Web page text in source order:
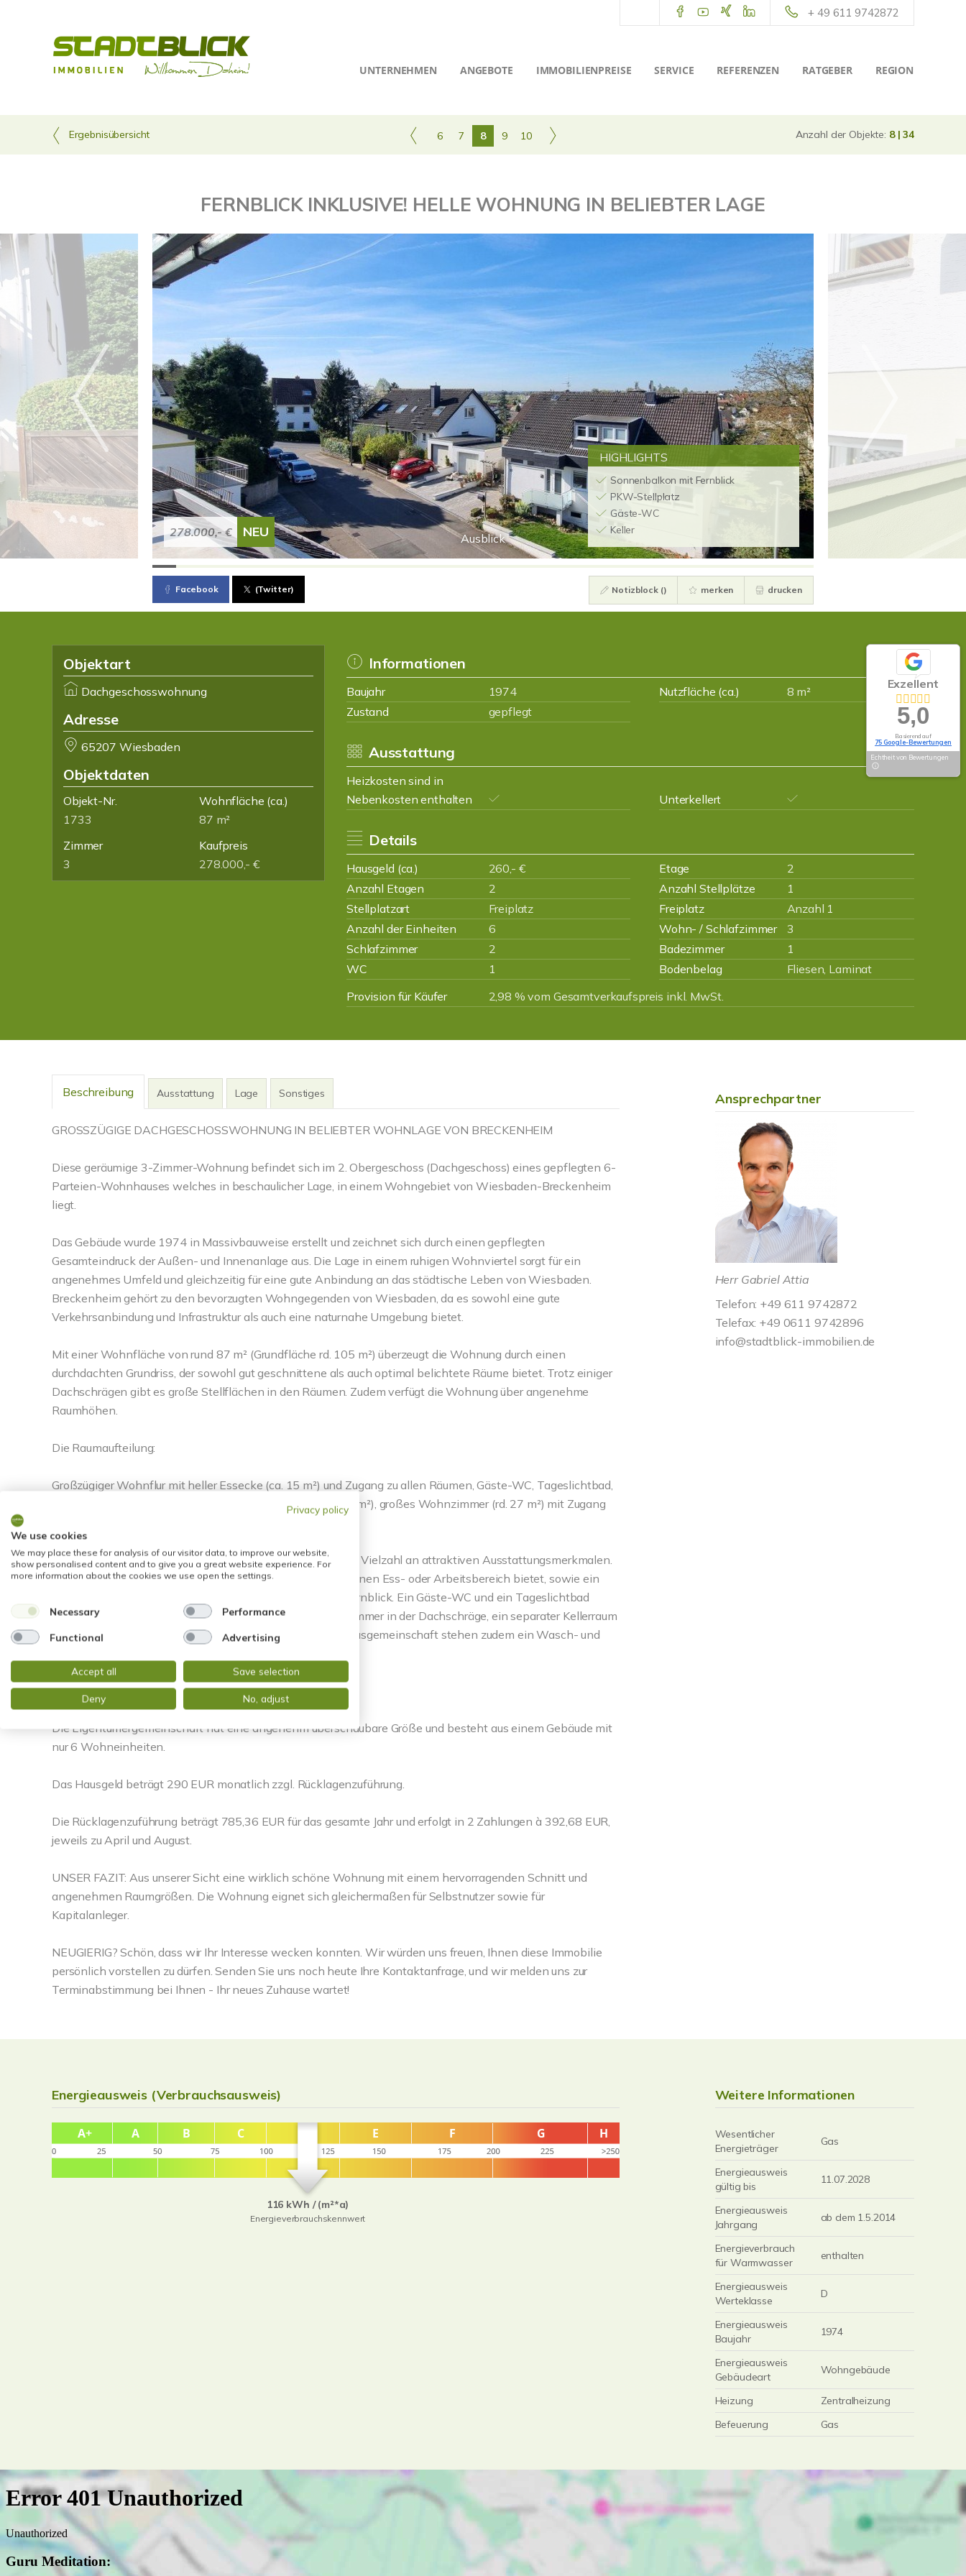
+ 49 611 9742872
UNTERNEHMEN ANGEBOTE IMMOBILIENPREISE SERVICE REFERENZEN RATGEBER REGION
Ergebnisübersicht 6 7 8 9 10 Anzahl der Objekte: 8 | 34
FERNBLICK INKLUSIVE! HELLE WOHNUNG IN BELIEBTER LAGE
Ausblick
HIGHLIGHTS
Sonnenbalkon mit Fernblick
PKW-Stellplatz
Gäste-WC
Keller
278.000,- € NEU
Facebook (Twitter) Notizblock () merken drucken
Objektart
Dachgeschosswohnung
Adresse
65207 Wiesbaden
Objektdaten
Objekt-Nr.
1733
Wohnfläche (ca.)
87 m²
Zimmer
3
Kaufpreis
278.000,- €
Informationen
Baujahr 1974 Nutzfläche (ca.)
8 m²
Zustand
gepflegt
Ausstattung
Heizkosten sind in
Nebenkosten enthalten
Unterkellert
Details
Hausgeld (ca.) 260,- € Etage
2
Anzahl Etagen
2 Anzahl Stellplätze
1
Stellplatzart
Freiplatz Freiplatz
Anzahl 1
Anzahl der Einheiten
6 Wohn- / Schlafzimmer
3
Schlafzimmer
2 Badezimmer
1
WC
1 Bodenbelag
Fliesen, Laminat
Provision für Käufer
2,98 % vom Gesamtverkaufspreis inkl. MwSt.
Beschreibung Ausstattung Lage Sonstiges
GROSSZÜGIGE DACHGESCHOSSWOHNUNG IN BELIEBTER WOHNLAGE VON BRECKENHEIM
Diese geräumige 3-Zimmer-Wohnung befindet sich im 2. Obergeschoss (Dachgeschoss) eines gepflegten 6-
Parteien-Wohnhauses welches in beschaulicher Lage, in einem Wohngebiet von Wiesbaden-Breckenheim
liegt.
Das Gebäude wurde 1974 in Massivbauweise erstellt und zeichnet sich durch einen gepflegten
Gesamteindruck der Außen- und Innenanlage aus. Die Lage in einem ruhigen Wohnviertel sorgt für ein
angenehmes Umfeld und gleichzeitig für eine gute Anbindung an das städtische Leben von Wiesbaden.
Breckenheim gehört zu den bevorzugten Wohngegenden von Wiesbaden, da es sowohl eine gute
Verkehrsanbindung und Infrastruktur als auch eine naturnahe Umgebung bietet.
Mit einer Wohnfläche von rund 87 m² (Grundfläche rd. 105 m²) überzeugt die Wohnung durch einen
durchdachten Grundriss, der sowohl gut geschnittene als auch optimal belichtete Räume bietet. Trotz einiger
Dachschrägen gibt es große Stellflächen in den Räumen. Zudem verfügt die Wohnung über angenehme
Raumhöhen.
Die Raumaufteilung:
Großzügiger Wohnflur mit heller Essecke (ca. 15 m²) und Zugang zu allen Räumen, Gäste-WC, Tageslichtbad,
Schlafzimmer (rd. 15 m²), Kinder- oder Arbeitszimmer (rd. 9 m²), großes Wohnzimmer (rd. 27 m²) mit Zugang
DIE HIGHLIGHTS IM ÜBERBLICK: Die Wohnung bietet eine Vielzahl an attraktiven Ausstattungsmerkmalen.
Dazu gehören ein heller Wohnflur, der zusätzlich Platz für einen Ess- oder Arbeitsbereich bietet, sowie ein
sonniger Südbalkon (Dach-Loggia) mit wunderschönem Fernblick. Ein Gäste-WC und ein Tageslichtbad
sorgen für zusätzlichen Komfort. Eine praktische Abstellkammer in der Dachschräge, ein separater Kellerraum
und ein PKW-Stellplatz runden das Angebot ab. Für die Hausgemeinschaft stehen zudem ein Wasch- und
Zahlen & Fakten:
Die Eigentümergemeinschaft hat eine angenehm überschaubare Größe und besteht aus einem Gebäude mit
nur 6 Wohneinheiten.
Das Hausgeld beträgt 290 EUR monatlich zzgl. Rücklagenzuführung.
Die Rücklagenzuführung beträgt 785,36 EUR für das gesamte Jahr und erfolgt in 2 Zahlungen à 392,68 EUR,
jeweils zu April und August.
UNSER FAZIT: Aus unserer Sicht eine wirklich schöne Wohnung mit einem hervorragenden Schnitt und
angenehmen Raumgrößen. Die Wohnung eignet sich gleichermaßen für Selbstnutzer sowie für
Kapitalanleger.
NEUGIERIG? Schön, dass wir Ihr Interesse wecken konnten. Wir würden uns freuen, Ihnen diese Immobilie
persönlich vorstellen zu dürfen. Senden Sie uns noch heute Ihre Kontaktanfrage, und wir melden uns zur
Terminabstimmung bei Ihnen - Ihr neues Zuhause wartet!
Ansprechpartner
Herr Gabriel Attia
Telefon: +49 611 9742872
Telefax: +49 0611 9742896
info@stadtblick-immobilien.de
Energieausweis (Verbrauchsausweis)
116 kWh / (m²*a)
Energieverbrauchskennwert
Weitere Informationen
Wesentlicher
Energieträger
Gas
Energieausweis
gültig bis
11.07.2028
Energieausweis
Jahrgang
ab dem 1.5.2014
Energieverbrauch
für Warmwasser
enthalten
Energieausweis
Werteklasse
D
Energieausweis
Baujahr
1974
Energieausweis
Gebäudeart
Wohngebäude
Heizung
Zentralheizung
Befeuerung
Gas
Exzellent
5,0
Basierend auf
75 Google-Bewertungen
Echtheit von Bewertungen
Privacy policy
We use cookies
We may place these for analysis of our visitor data, to improve our website,
show personalised content and to give you a great website experience. For
more information about the cookies we use open the settings.
Necessary Performance
Functional Advertising
Accept all Save selection
Deny No, adjust